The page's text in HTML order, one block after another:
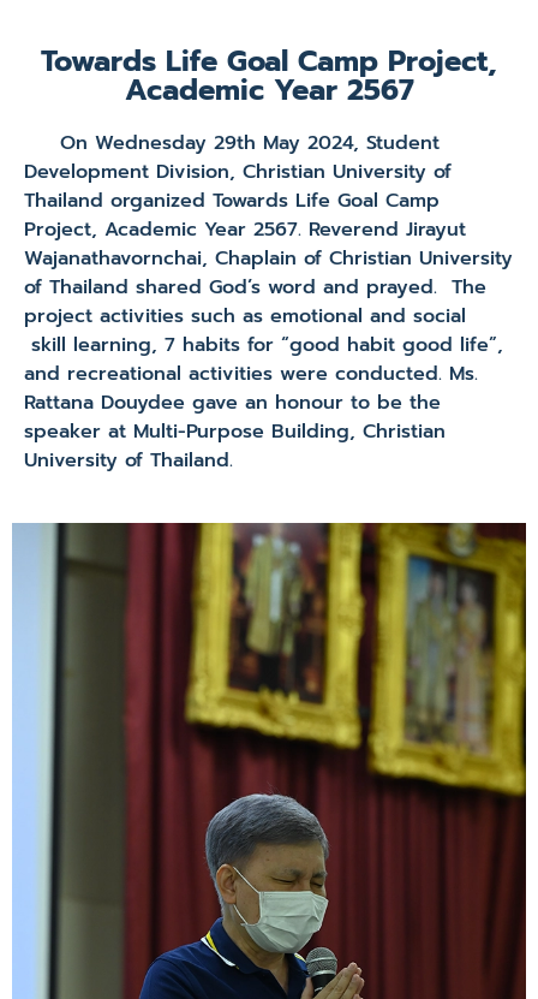
Towards Life Goal Camp Project,
Academic Year 2567
On Wednesday 29th May 2024, Student
Development Division, Christian University of
Thailand organized Towards Life Goal Camp
Project, Academic Year 2567. Reverend Jirayut
Wajanathavornchai, Chaplain of Christian University
of Thailand shared God’s word and prayed. The
project activities such as emotional and social
skill learning, 7 habits for “good habit good life”,
and recreational activities were conducted. Ms.
Rattana Douydee gave an honour to be the
speaker at Multi-Purpose Building, Christian
University of Thailand.